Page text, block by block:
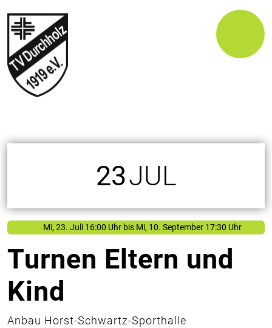
23JUL
Mi, 23. Juli 16:00 Uhr bis Mi, 10. September 17:30 Uhr
Turnen Eltern und
Kind
Anbau Horst-Schwartz-Sporthalle